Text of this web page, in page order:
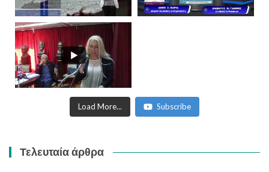
Load More... Subscribe
Τελευταία άρθρα